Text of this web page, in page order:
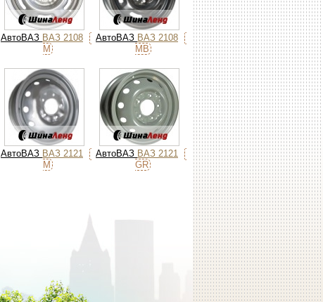
АвтоВАЗ ВАЗ 2108
M
АвтоВАЗ ВАЗ 2108
MB
АвтоВАЗ ВАЗ 2121
M
АвтоВАЗ ВАЗ 2121
GR